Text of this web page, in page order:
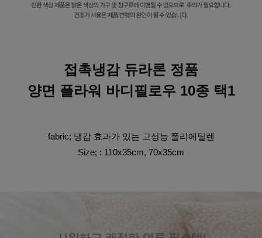
접촉냉감 듀라론 정품
양면 플라워 바디필로우 10종 택1
fabric; 냉감 효과가 있는 고성능 폴리에틸렌
Size; : 110x35cm, 70x35cm